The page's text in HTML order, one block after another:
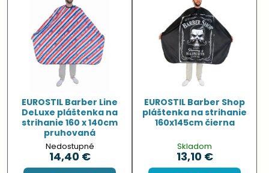
EUROSTIL Barber Line
DeLuxe pláštenka na
strihanie 160 x 140cm
pruhovaná
Nedostupné
14,40 €
EUROSTIL Barber Shop
pláštenka na strihanie
160x145cm čierna
Skladom
13,10 €